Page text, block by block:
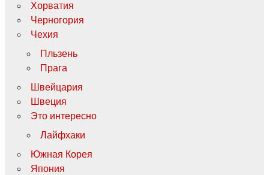
Хорватия
Черногория
Чехия
Пльзень
Прага
Швейцария
Швеция
Это интересно
Лайфхаки
Южная Корея
Япония